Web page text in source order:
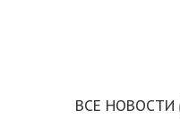
ВСЕ НОВОСТИ